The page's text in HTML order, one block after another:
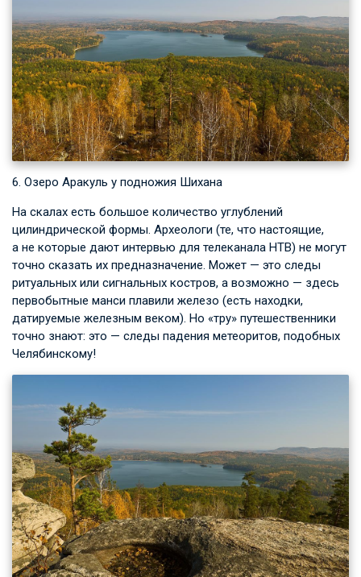
6. Озеро Аракуль у подножия Шихана
На скалах есть большое количество углублений
цилиндрической формы. Археологи (те, что настоящие,
а не которые дают интервью для телеканала НТВ) не могут
точно сказать их предназначение. Может — это следы
ритуальных или сигнальных костров, а возможно — здесь
первобытные манси плавили железо (есть находки,
датируемые железным веком). Но «тру» путешественники
точно знают: это — следы падения метеоритов, подобных
Челябинскому!